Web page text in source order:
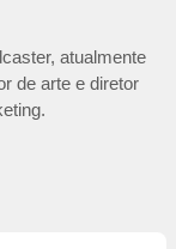
atualmente
de arte e diretor